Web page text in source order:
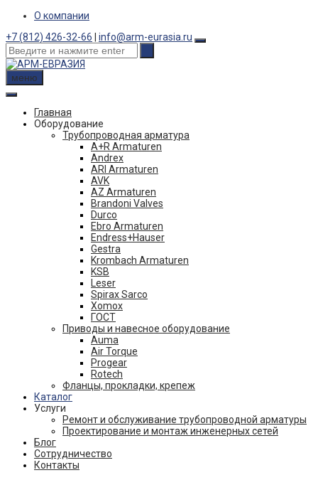
Skip
content
О компании
+7 (812) 426-32-66
info@arm-eurasia.ru
меню
Главная
Оборудование
Трубопроводная арматура
A+R Armaturen
Andrex
ARI Armaturen
AVK
AZ Armaturen
Brandoni Valves
Durco
Ebro Armaturen
Endress+Hauser
Gestra
Krombach Armaturen
KSB
Leser
Spirax Sarco
Xomox
ГОСТ
Приводы и навесное оборудование
Auma
Air Torque
Progear
Rotech
Фланцы, прокладки, крепеж
Каталог
Услуги
Ремонт и обслуживание трубопроводной арматуры
Проектирование и монтаж инженерных сетей
Блог
Сотрудничество
Контакты